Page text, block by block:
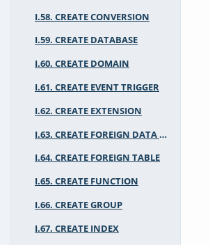
I.58. CREATE CONVERSION
I.59. CREATE DATABASE
I.60. CREATE DOMAIN
I.61. CREATE EVENT TRIGGER
I.62. CREATE EXTENSION
I.63. CREATE FOREIGN DATA WRAPPER
I.64. CREATE FOREIGN TABLE
I.65. CREATE FUNCTION
I.66. CREATE GROUP
I.67. CREATE INDEX